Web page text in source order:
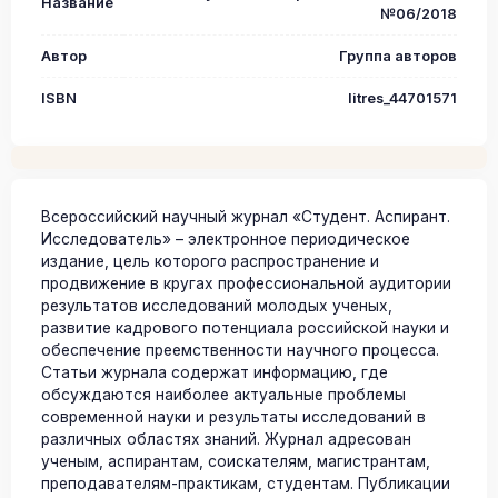
№06/2018
Автор Группа авторов
ISBN litres_44701571
Всероссийский научный журнал «Студент. Аспирант.
Исследователь» – электронное периодическое
издание, цель которого распространение и
продвижение в кругах профессиональной аудитории
результатов исследований молодых ученых,
развитие кадрового потенциала российской науки и
обеспечение преемственности научного процесса.
Статьи журнала содержат информацию, где
обсуждаются наиболее актуальные проблемы
современной науки и результаты исследований в
различных областях знаний. Журнал адресован
ученым, аспирантам, соискателям, магистрантам,
преподавателям-практикам, студентам. Публикации